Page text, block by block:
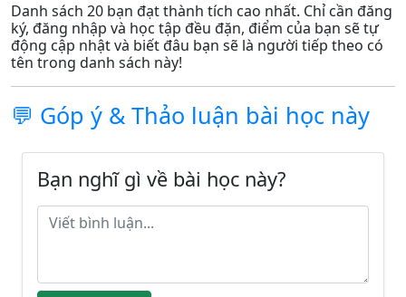
Danh sách 20 bạn đạt thành tích cao nhất. Chỉ cần đăng
ký, đăng nhập và học tập đều đặn, điểm của bạn sẽ tự
động cập nhật và biết đâu bạn sẽ là người tiếp theo có
tên trong danh sách này!
💬 Góp ý & Thảo luận bài học này
Bạn nghĩ gì về bài học này?